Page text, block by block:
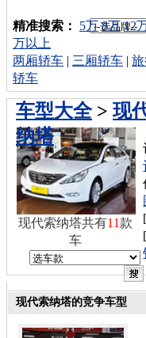
车型搜索：
精准搜索： 5万 8万 12
万以上
两厢轿车 | 三厢轿车 |
轿车
车型大全>现
纳塔
[
现代索纳塔共有11款
车
现代索纳塔的竞争车型